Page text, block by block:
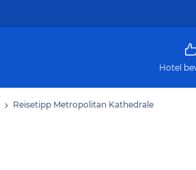
Hotel
Reisetipp Metropolitan Kathedrale